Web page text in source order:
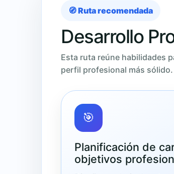
🧭 Ruta recomendada
Desarrollo
Esta ruta reúne habilidades
perfil profesional más sólido.
🎯
Planificación de
objetivos